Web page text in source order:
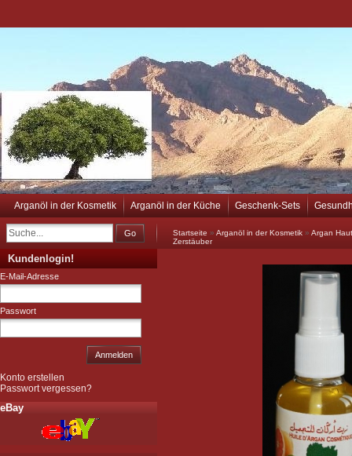
Arganöl in der Kosmetik Arganöl in der Küche Geschenk-Sets
Go Startseite » Arganöl in der Kosmetik » Argan
Zerstäuber
Kundenlogin!
E-Mail-Adresse
Passwort
Anmelden
Konto erstellen
Passwort vergessen?
eBay